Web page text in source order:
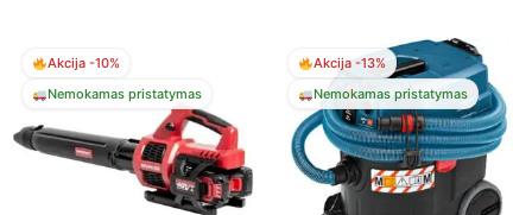
Akcija -10%
Nemokamas pristatymas
Akcija -13%
Nemokamas pristatymas